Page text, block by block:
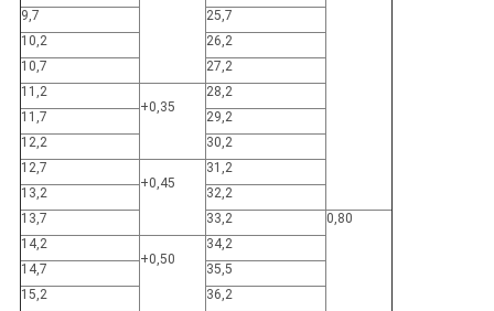
9,7
25,7
10,2
26,2
10,7
27,2
11,2
+0,35
28,2
11,7
29,2
12,2
30,2
12,7
+0,45
31,2
13,2
32,2
13,7
33,2
0,80
14,2
+0,50
34,2
14,7
35,5
15,2
36,2